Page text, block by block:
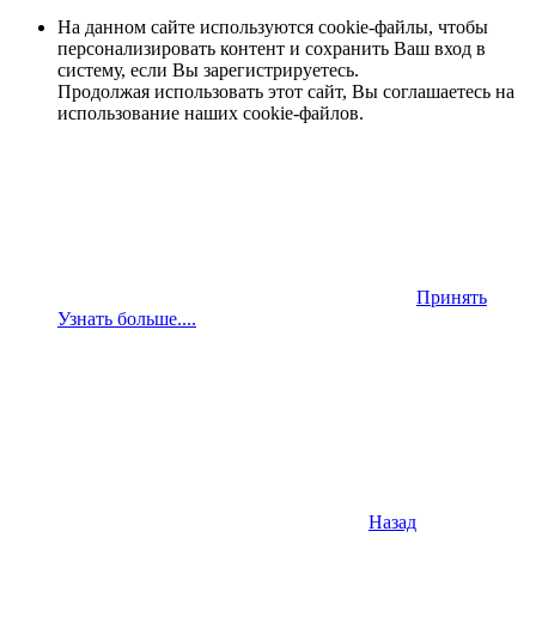
На данном сайте используются cookie-файлы, чтобы
персонализировать контент и сохранить Ваш вход в
систему, если Вы зарегистрируетесь.
Продолжая использовать этот сайт, Вы соглашаетесь на
использование наших cookie-файлов.
Принять
Узнать больше....
Назад